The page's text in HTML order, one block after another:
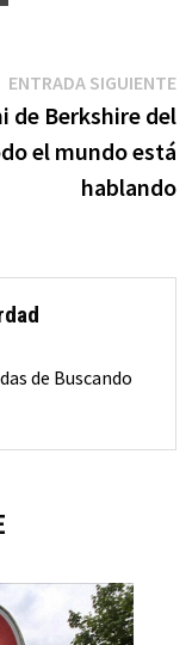
ENTRADA SIGUIENTE
de Berkshire del
el mundo está
hablando
de Buscando